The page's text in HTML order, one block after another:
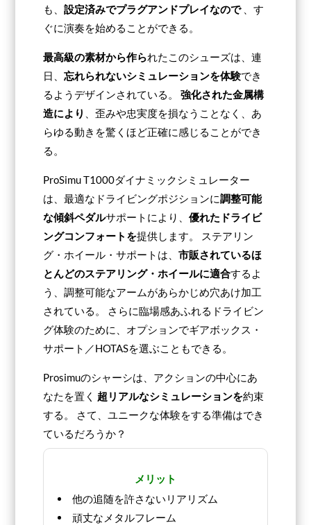
も、設定済みでプラグアンドプレイなので
、す
ぐに演奏を始めることができる。
最高級の素材から作られたこのシューズは、連
日、忘れられないシミュレーションを体験でき
るようデザインされている。強化された金属構
造により
、歪みや忠実度を損なうことなく、あ
らゆる動きを驚くほど正確に感じることができ
る。
ProSimu T1000ダイナミックシミュレーター
は、最適なドライビングポジションに調整可能
な傾斜ペダルサポートにより、優れたドライビ
ングコンフォートを提供します。 ステアリン
グ・ホイール・サポートは、市販されているほ
とんどのステアリング・ホイールに適合するよ
う、調整可能なアームがあらかじめ穴あけ加工
されている。 さらに臨場感あふれるドライビン
グ体験のために、オプションでギアボックス・
サポート／HOTASを選ぶこともできる。
Prosimuのシャーシは、アクションの中心にあ
なたを置く 超リアルなシミュレーションを約束
する。 さて、ユニークな体験をする準備はでき
ているだろうか？
メリット
他の追随を許さないリアリズム
頑丈なメタルフレーム